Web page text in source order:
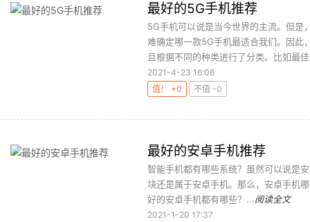
最好的5G手机推荐
5G手机可以说是当今世界的主流。但是
难确定哪一款5G手机最适合我们。因此
且根据不同的种类进行了分类。比如最
2021-4-23 16:06
值！ +0
不值 -0
最好的安卓手机推荐
智能手机都有哪些系统？虽然可以说是
块还是属于安卓手机。那么，安卓手机
好的安卓手机都有哪些？...阅读全文
2021-1-20 17:37